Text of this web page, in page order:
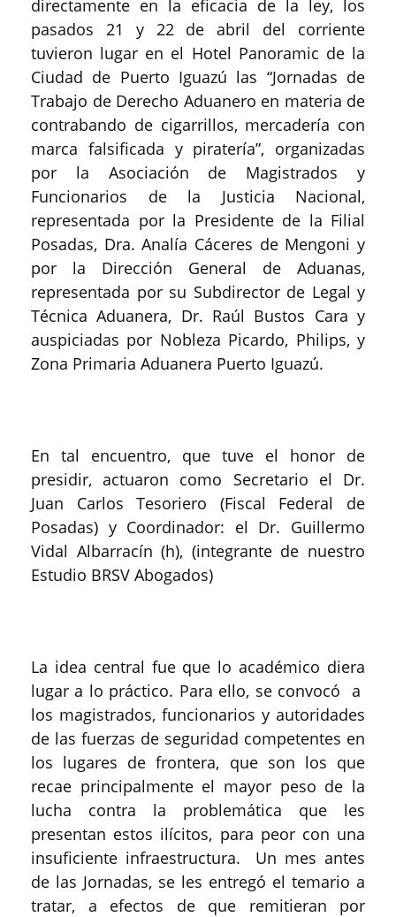
directamente en la eficacia de la ley, los
pasados 21 y 22 de abril del corriente
tuvieron lugar en el Hotel Panoramic de la
Ciudad de Puerto Iguazú las “Jornadas de
Trabajo de Derecho Aduanero en materia de
contrabando de cigarrillos, mercadería con
marca falsificada y piratería”, organizadas
por la Asociación de Magistrados y
Funcionarios de la Justicia Nacional,
representada por la Presidente de la Filial
Posadas, Dra. Analía Cáceres de Mengoni y
por la Dirección General de Aduanas,
representada por su Subdirector de Legal y
Técnica Aduanera, Dr. Raúl Bustos Cara y
auspiciadas por Nobleza Picardo, Philips, y
Zona Primaria Aduanera Puerto Iguazú.
En tal encuentro, que tuve el honor de
presidir, actuaron como Secretario el Dr.
Juan Carlos Tesoriero (Fiscal Federal de
Posadas) y Coordinador: el Dr. Guillermo
Vidal Albarracín (h), (integrante de nuestro
Estudio BRSV Abogados)
La idea central fue que lo académico diera
lugar a lo práctico. Para ello, se convocó a
los magistrados, funcionarios y autoridades
de las fuerzas de seguridad competentes en
los lugares de frontera, que son los que
recae principalmente el mayor peso de la
lucha contra la problemática que les
presentan estos ilícitos, para peor con una
insuficiente infraestructura. Un mes antes
de las Jornadas, se les entregó el temario a
tratar, a efectos de que remitieran por